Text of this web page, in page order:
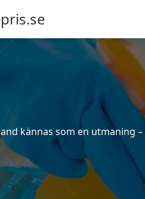
kännas som en utmaning